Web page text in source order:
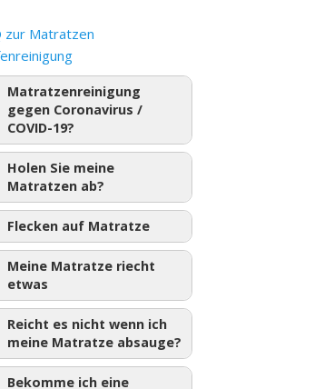
zur Matratzen
Matratzenreinigung
gegen Coronavirus /
COVID-19?
Holen Sie meine
Matratzen ab?
Flecken auf Matratze
Meine Matratze riecht
etwas
Reicht es nicht wenn ich
meine Matratze absauge?
Bekomme ich eine